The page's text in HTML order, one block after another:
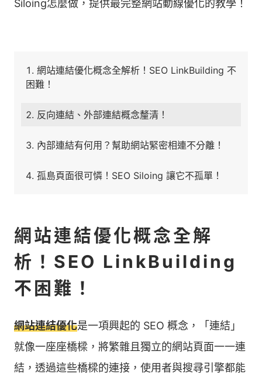
Siloing怎麼做，提供最完整網站動線優化的教學！
網站連結優化概念全解析！SEO LinkBuilding 不
困難！
反向連結、外部連結概念釐清！
內部連結有何用？幫助網站緊密相連不分離！
孤島頁面很可憐！SEO Siloing 讓它不孤單！
網站連結優化概念全解
析！SEO LinkBuilding
不困難！
網站連結優化是一項興起的 SEO 概念，「連結」
就像一座座橋樑，將繁雜且獨立的網站頁面一一連
結，透過這些橋樑的連接，使用者與搜尋引擎都能